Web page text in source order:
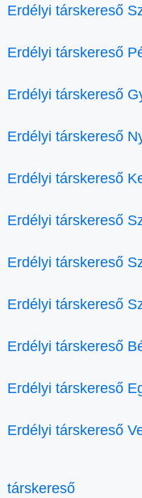
Erdélyi társkereső
Erdélyi társkereső
Erdélyi társkereső
Erdélyi társkereső
Erdélyi társkereső
Erdélyi társkereső
Erdélyi társkereső
Erdélyi társkereső
Erdélyi társkereső
Erdélyi társkereső
Erdélyi társkereső
társkereső